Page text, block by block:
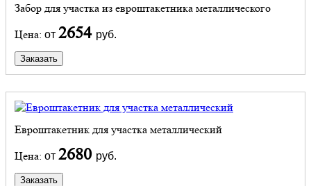
Забор для участка из евроштакетника металлического
Цена: от 2654 руб.
Заказать
Евроштакетник для участка металлический
Цена: от 2680 руб.
Заказать